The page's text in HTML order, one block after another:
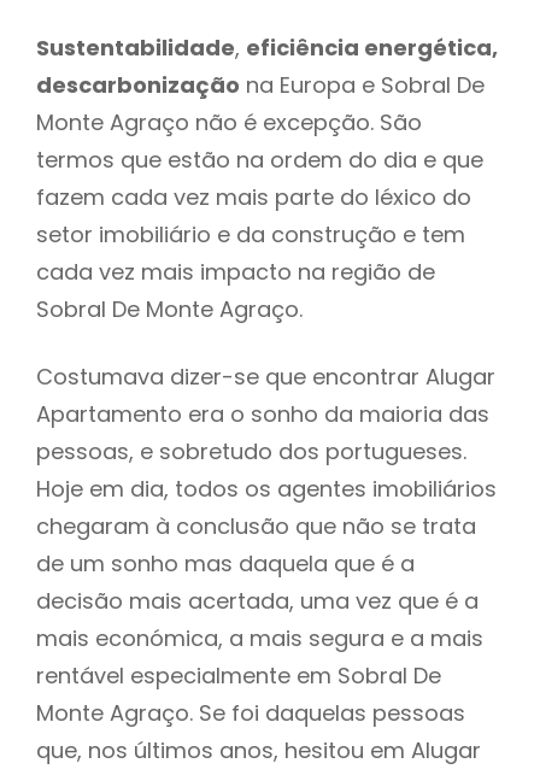
Sustentabilidade, eficiência energética,
descarbonização na Europa e Sobral De
Monte Agraço não é excepção. São
termos que estão na ordem do dia e que
fazem cada vez mais parte do léxico do
setor imobiliário e da construção e tem
cada vez mais impacto na região de
Sobral De Monte Agraço.
Costumava dizer-se que encontrar Alugar
Apartamento era o sonho da maioria das
pessoas, e sobretudo dos portugueses.
Hoje em dia, todos os agentes imobiliários
chegaram à conclusão que não se trata
de um sonho mas daquela que é a
decisão mais acertada, uma vez que é a
mais económica, a mais segura e a mais
rentável especialmente em Sobral De
Monte Agraço. Se foi daquelas pessoas
que, nos últimos anos, hesitou em Alugar